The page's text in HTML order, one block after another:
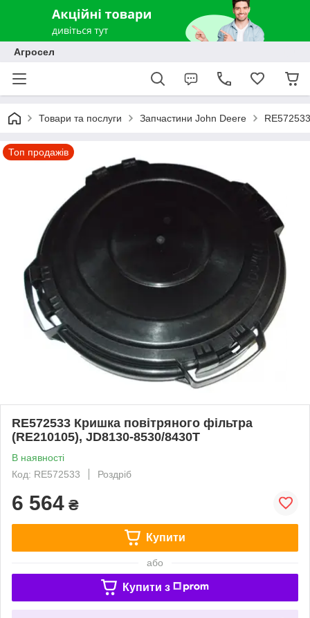
Агросел
Товари та послуги Запчастини John Deere
Топ продажів
RE572533 Кришка повітряного фільтра
(RE210105), JD8130-8530/8430T
В наявності
Код: RE572533
Роздріб
6 564 ₴
Купити
або
Купити з